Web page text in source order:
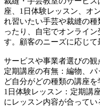
座、1日体験レッスン、オ
れ習いたい手芸や裁縫の
ったり、自宅でオンライ
す。顧客のニーズに応じて
サービスや事業者選びの観
定期講座の有無：編物、
ど自分がどの種類の講座
1日体験レッスン：定期講
にレッスン内容が合って